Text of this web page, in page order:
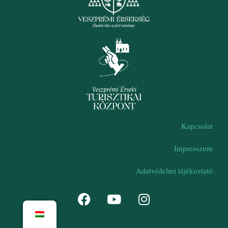
Kapcsolat
Impresszum
Adatvédelmi tájékoztató